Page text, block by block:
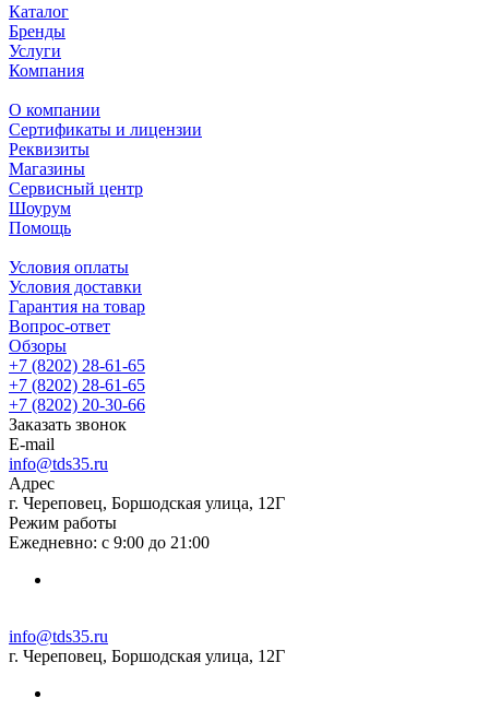
Каталог
Бренды
Услуги
Компания
О компании
Сертификаты и лицензии
Реквизиты
Магазины
Сервисный центр
Шоурум
Помощь
Условия оплаты
Условия доставки
Гарантия на товар
Вопрос-ответ
Обзоры
+7 (8202) 28‑61-65
+7 (8202) 28‑61-65
+7 (8202) 20‑30-66
Заказать звонок
E-mail
info@tds35.ru
Адрес
г. Череповец, Боршодская улица, 12Г
Режим работы
Ежедневно: с 9:00 до 21:00
info@tds35.ru
г. Череповец, Боршодская улица, 12Г